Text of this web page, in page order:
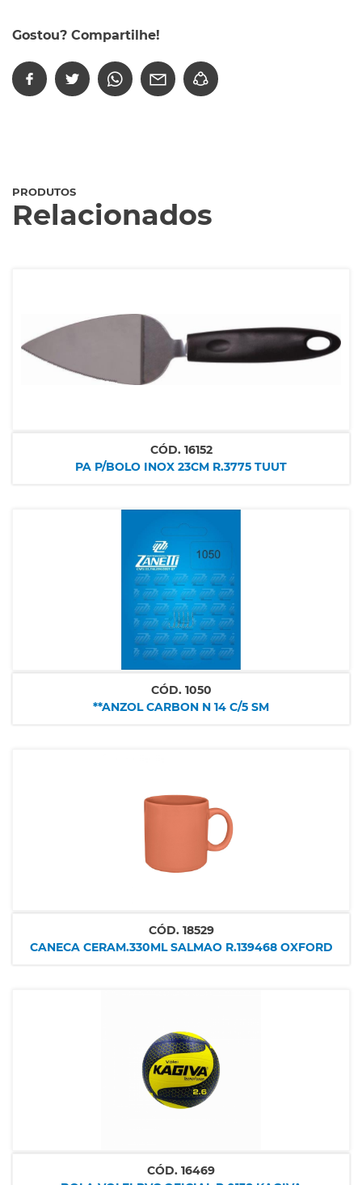
Gostou? Compartilhe!
PRODUTOS
Relacionados
CÓD. 16152
PA P/BOLO INOX 23CM R.3775 TUUT
CÓD. 1050
**ANZOL CARBON N 14 C/5 SM
CÓD. 18529
CANECA CERAM.330ML SALMAO R.139468 OXFORD
CÓD. 16469